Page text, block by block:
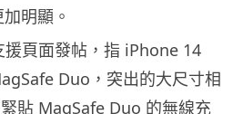
明顯。
頁面發帖，指 iPhone 14
Duo，突出的大尺寸相
貼 MagSafe Duo 的無線充